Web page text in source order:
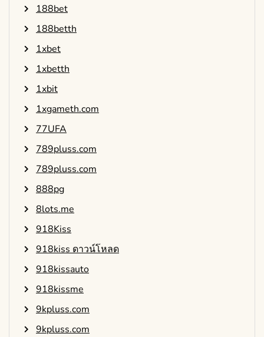
188bet
188betth
1xbet
1xbetth
1xbit
1xgameth.com
77UFA
789pluss.com
789pluss.com
888pg
8lots.me
918Kiss
918kiss ดาวน์โหลด
918kissauto
918kissme
9kpluss.com
9kpluss.com